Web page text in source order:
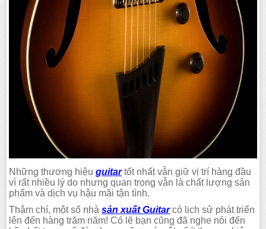
Những thương hiệuguitartốt nhất vẫn giữ vị trí hàng đầu
vì rất nhiều lý do nhưng quan trọng vẫn là chất lượng sản
phẩm và dịch vụ hậu mãi tận tình.
Thậm chí, một số nhàsản xuất Guitarcó lịch sử phát triển
lên đến hàng trăm năm! Có lẽ bạn cũng đã nghe nói đến